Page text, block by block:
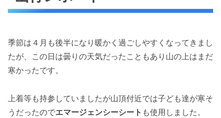
季節は４月も後半になり暖かく過ごしやすくなってきまし
たが、この日は曇りの天気だったこともあり山の上はまだ
寒かったです。
上着等も持参していましたが山頂付近では子ども達が寒そ
うだったのでエマージェンシーシート も使用しました。